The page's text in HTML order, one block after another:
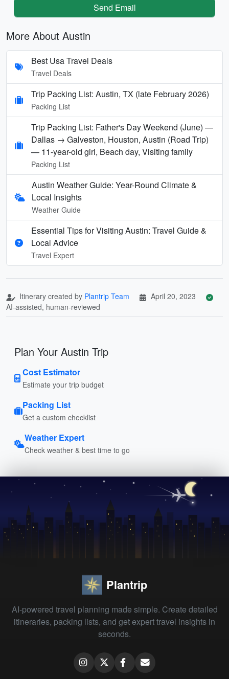
Send Email
More About Austin
Best Usa Travel Deals
Travel Deals
Trip Packing List: Austin, TX (late February 2026)
Packing List
Trip Packing List: Father's Day Weekend (June) —
Dallas → Galveston, Houston, Austin (Road Trip)
— 11-year-old girl, Beach day, Visiting family
Packing List
Austin Weather Guide: Year-Round Climate &
Local Insights
Weather Guide
Essential Tips for Visiting Austin: Travel Guide &
Local Advice
Travel Expert
Itinerary created by Plantrip Team
April 20, 2023
AI-assisted, human-reviewed
Plan Your Austin Trip
Cost Estimator
Estimate your trip budget
Packing List
Get a custom checklist
Weather Expert
Check weather & best time to go
Plantrip
AI-powered travel planning made simple. Create detailed
itineraries, packing lists, and get expert travel insights in
seconds.